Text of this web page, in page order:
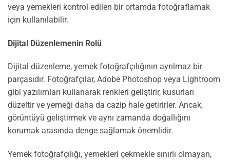
veya yemekleri kontrol edilen bir ortamda fotoğraflamak
için kullanılabilir.
Dijital Düzenlemenin Rolü
Dijital düzenleme, yemek fotoğrafçılığının ayrılmaz bir
parçasıdır. Fotoğrafçılar, Adobe Photoshop veya Lightroom
gibi yazılımları kullanarak renkleri geliştirir, kusurları
düzeltir ve yemeği daha da cazip hale getirirler. Ancak,
görüntüyü geliştirmek ve aynı zamanda doğallığını
korumak arasında denge sağlamak önemlidir.
Yemek fotoğrafçılığı, yemekleri çekmekle sınırlı olmayan,